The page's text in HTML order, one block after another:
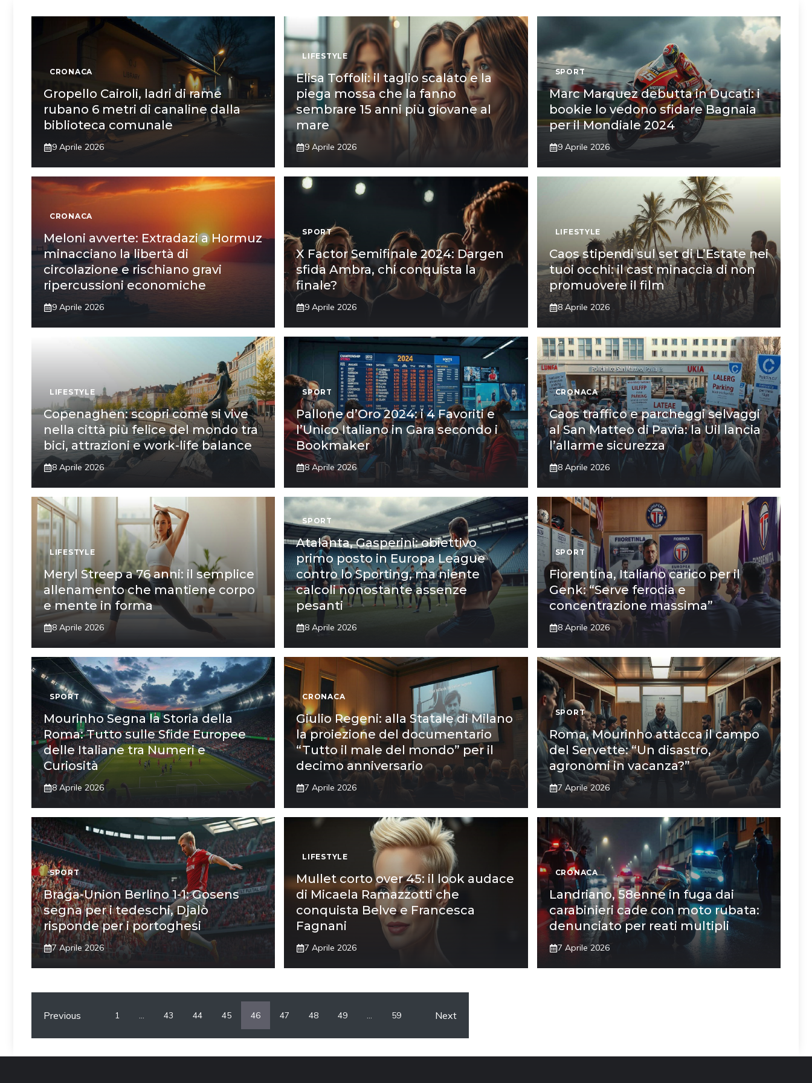
CRONACA
Gropello Cairoli, ladri di rame
rubano 6 metri di canaline dalla
biblioteca comunale
9 Aprile 2026
LIFESTYLE
Elisa Toffoli: il taglio scalato e la
piega mossa che la fanno
sembrare 15 anni più giovane al
mare
9 Aprile 2026
SPORT
Marc Marquez debutta in Ducati: i
bookie lo vedono sfidare Bagnaia
per il Mondiale 2024
9 Aprile 2026
CRONACA
Meloni avverte: Extradazi a Hormuz
minacciano la libertà di
circolazione e rischiano gravi
ripercussioni economiche
9 Aprile 2026
SPORT
X Factor Semifinale 2024: Dargen
sfida Ambra, chi conquista la
finale?
9 Aprile 2026
LIFESTYLE
Caos stipendi sul set di L’Estate nei
tuoi occhi: il cast minaccia di non
promuovere il film
8 Aprile 2026
LIFESTYLE
Copenaghen: scopri come si vive
nella città più felice del mondo tra
bici, attrazioni e work-life balance
8 Aprile 2026
SPORT
Pallone d’Oro 2024: i 4 Favoriti e
l’Unico Italiano in Gara secondo i
Bookmaker
8 Aprile 2026
CRONACA
Caos traffico e parcheggi selvaggi
al San Matteo di Pavia: la Uil lancia
l’allarme sicurezza
8 Aprile 2026
LIFESTYLE
Meryl Streep a 76 anni: il semplice
allenamento che mantiene corpo
e mente in forma
8 Aprile 2026
SPORT
Atalanta, Gasperini: obiettivo
primo posto in Europa League
contro lo Sporting, ma niente
calcoli nonostante assenze
pesanti
8 Aprile 2026
SPORT
Fiorentina, Italiano carico per il
Genk: “Serve ferocia e
concentrazione massima”
8 Aprile 2026
SPORT
Mourinho Segna la Storia della
Roma: Tutto sulle Sfide Europee
delle Italiane tra Numeri e
Curiosità
8 Aprile 2026
CRONACA
Giulio Regeni: alla Statale di Milano
la proiezione del documentario
“Tutto il male del mondo” per il
decimo anniversario
7 Aprile 2026
SPORT
Roma, Mourinho attacca il campo
del Servette: “Un disastro,
agronomi in vacanza?”
7 Aprile 2026
SPORT
Braga-Union Berlino 1-1: Gosens
segna per i tedeschi, Djalò
risponde per i portoghesi
7 Aprile 2026
LIFESTYLE
Mullet corto over 45: il look audace
di Micaela Ramazzotti che
conquista Belve e Francesca
Fagnani
7 Aprile 2026
CRONACA
Landriano, 58enne in fuga dai
carabinieri cade con moto rubata:
denunciato per reati multipli
7 Aprile 2026
Previous 1 … 43 44 45 46 47 48 49 … 59 Next